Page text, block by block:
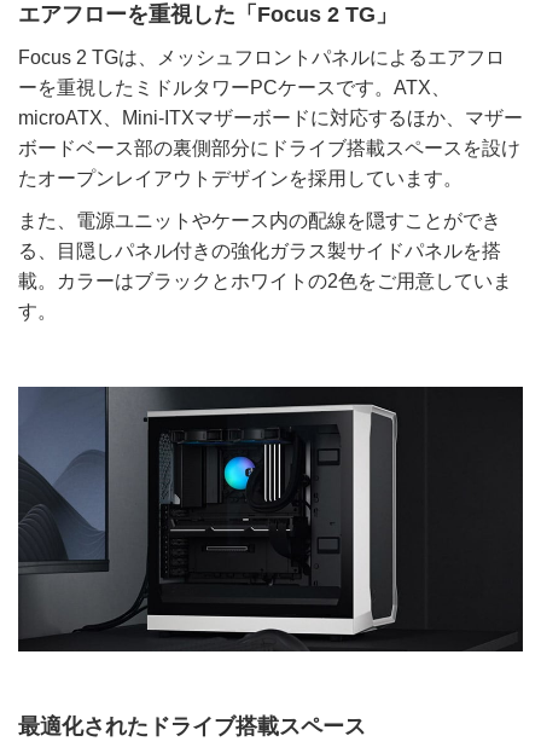
エアフローを重視した「Focus 2 TG」
Focus 2 TGは、メッシュフロントパネルによるエアフロ
ーを重視したミドルタワーPCケースです。ATX、
microATX、Mini-ITXマザーボードに対応するほか、マザー
ボードベース部の裏側部分にドライブ搭載スペースを設け
たオープンレイアウトデザインを採用しています。
また、電源ユニットやケース内の配線を隠すことができ
る、目隠しパネル付きの強化ガラス製サイドパネルを搭
載。カラーはブラックとホワイトの2色をご用意していま
す。
最適化されたドライブ搭載スペース